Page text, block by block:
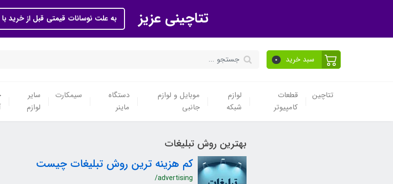
تتاچینی عزیز به علت نوسانات قیمتی قبل از خرید
سبد خرید 0
تتاچین
قطعات
کامپیوتر
لوازم
شبکه
موبایل و لوازم
جانبی
دستگاه
ماینر
سیمکارت
سایر
لوازم
بهترین روش تبلیغات
کم هزینه ترین روش تبلیغات چیست
/advertising